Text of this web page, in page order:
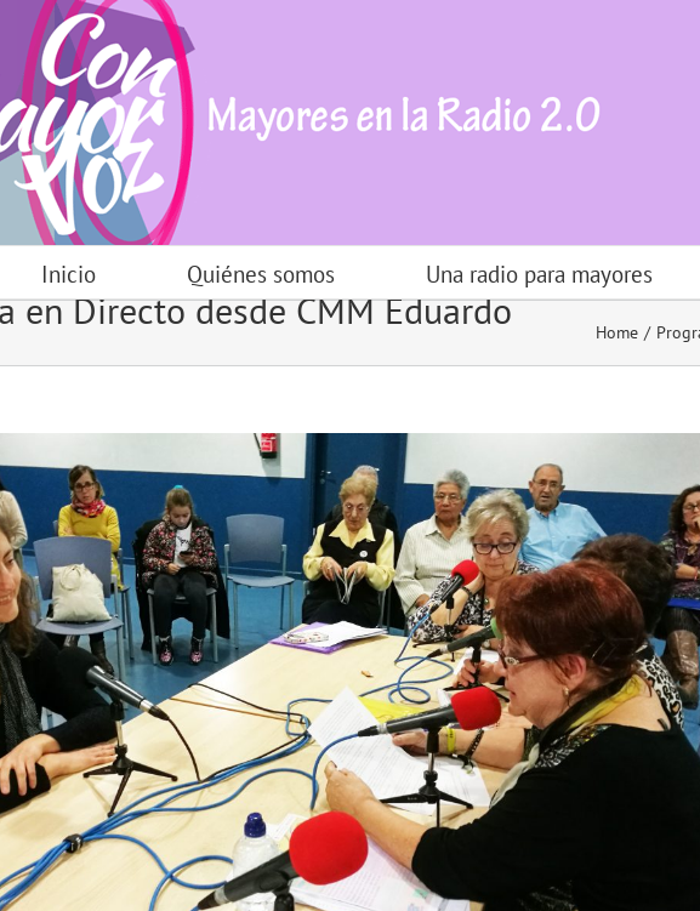
Inicio Quiénes somos Una radio para mayores
en Directo desde CMM Eduardo
Home